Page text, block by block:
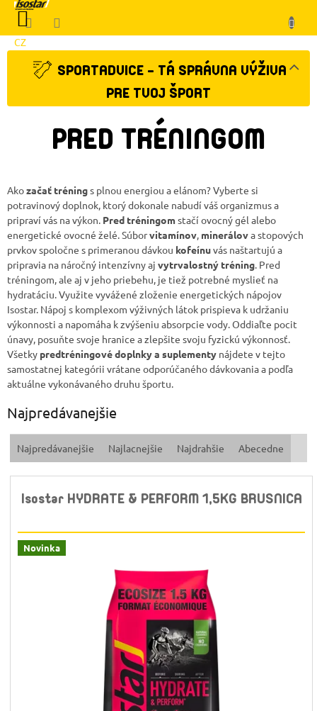
Prejsť
obsah
CZ
Klient
NÁKUPNÝ
KOŠÍK
SPORTADVICE - TÁ SPRÁVNA VÝŽIVA
PRE TVOJ ŠPORT
PRED TRÉNINGOM
Akozačať trénings plnou energiou a elánom? Vyberte si
potravinový doplnok, ktorý dokonale nabudí váš organizmus a
pripraví vás na výkon. Pred tréningomstačí ovocný gél alebo
energetické ovocné želé. Súborvitamínov, minerálova stopových
prvkov spoločne s primeranou dávkou kofeínuvás naštartujú a
pripravia na náročný intenzívny aj vytrvalostný tréning. Pred
tréningom, ale aj v jeho priebehu, je tiež potrebné myslieť na
hydratáciu. Využite vyvážené zloženie energetických nápojov
Isostar. Nápoj s komplexom výživných látok prispieva k udržaniu
výkonnosti a napomáha k zvýšeniu absorpcie vody. Oddiaľte pocit
únavy, posuňte svoje hranice a zlepšite svoju fyzickú výkonnosť.
Všetky predtréningové doplnky a suplementy nájdete v tejto
samostatnej kategórii vrátane odporúčaného dávkovania a podľa
aktuálne vykonávaného druhu športu.
Najpredávanejšie
R
d
Najpredávanejšie Najlacnejšie Najdrahšie Abecedne
Isostar HYDRATE & PERFORM 1,5KG BRUSNICA
Novinka